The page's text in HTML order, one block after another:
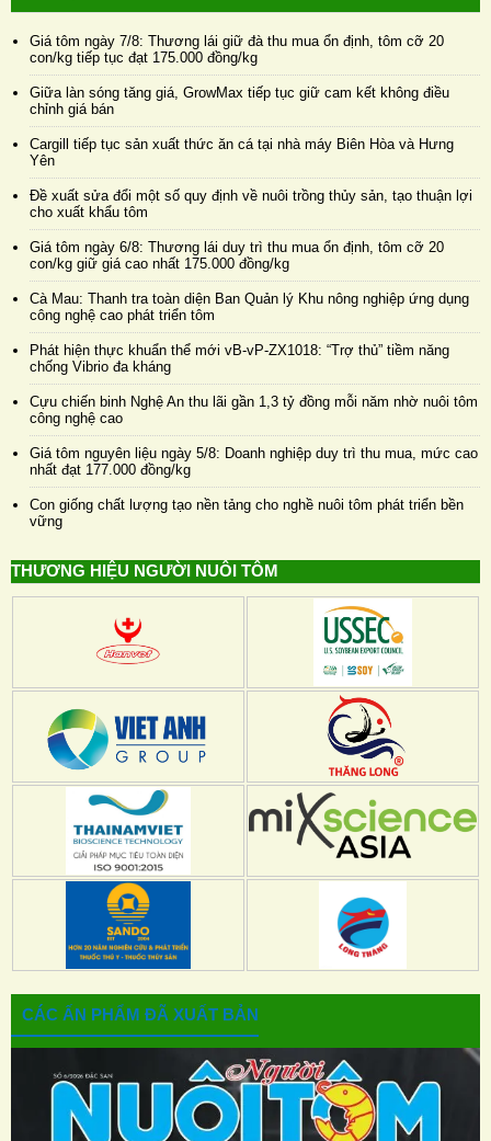
Giá tôm ngày 7/8: Thương lái giữ đà thu mua ổn định, tôm cỡ 20
con/kg tiếp tục đạt 175.000 đồng/kg
Giữa làn sóng tăng giá, GrowMax tiếp tục giữ cam kết không điều
chỉnh giá bán
Cargill tiếp tục sản xuất thức ăn cá tại nhà máy Biên Hòa và Hưng
Yên
Đề xuất sửa đổi một số quy định về nuôi trồng thủy sản, tạo thuận lợi
cho xuất khẩu tôm
Giá tôm ngày 6/8: Thương lái duy trì thu mua ổn định, tôm cỡ 20
con/kg giữ giá cao nhất 175.000 đồng/kg
Cà Mau: Thanh tra toàn diện Ban Quản lý Khu nông nghiệp ứng dụng
công nghệ cao phát triển tôm
Phát hiện thực khuẩn thể mới vB-vP-ZX1018: “Trợ thủ” tiềm năng
chống Vibrio đa kháng
Cựu chiến binh Nghệ An thu lãi gần 1,3 tỷ đồng mỗi năm nhờ nuôi tôm
công nghệ cao
Giá tôm nguyên liệu ngày 5/8: Doanh nghiệp duy trì thu mua, mức cao
nhất đạt 177.000 đồng/kg
Con giống chất lượng tạo nền tảng cho nghề nuôi tôm phát triển bền
vững
THƯƠNG HIỆU NGƯỜI NUÔI TÔM
CÁC ẤN PHẨM ĐÃ XUẤT BẢN